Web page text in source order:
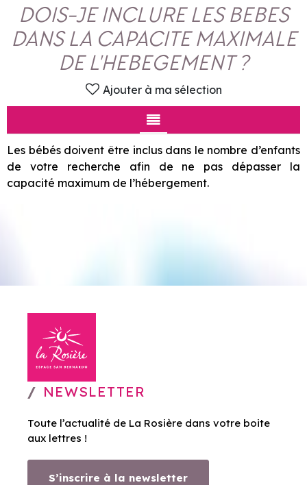
DOIS-JE INCLURE LES BEBES
DANS LA CAPACITE MAXIMALE
DE L'HEBEGEMENT ?
Ajouter à ma sélection
Les bébés doivent être inclus dans le nombre d’enfants
de votre recherche afin de ne pas dépasser la
capacité maximum de l’hébergement.
NEWSLETTER
Toute l’actualité de La Rosière dans votre boite
aux lettres !
S’inscrire à la newsletter